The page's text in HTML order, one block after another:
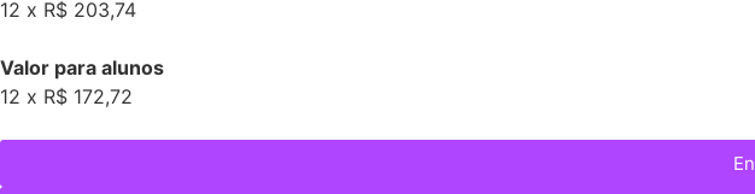
12 x R$ 203,74
Valor para alunos
12 x R$ 172,72